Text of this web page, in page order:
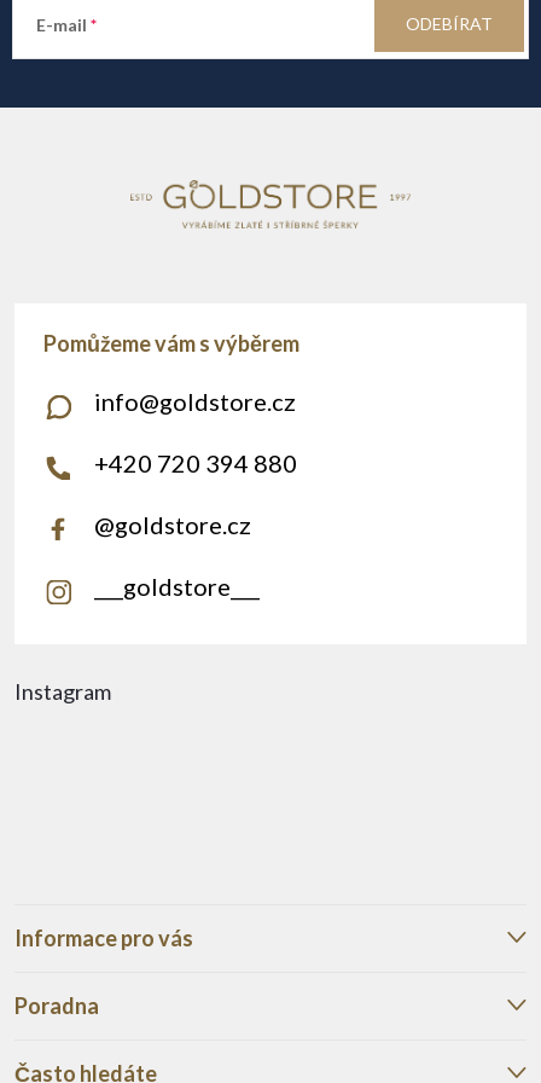
t
E-mail ODEBÍRAT
Instagram
Informace pro vás
Poradna
Často hledáte
info@goldstore.cz
+420 720 394 880
@goldstore.cz
___goldstore___